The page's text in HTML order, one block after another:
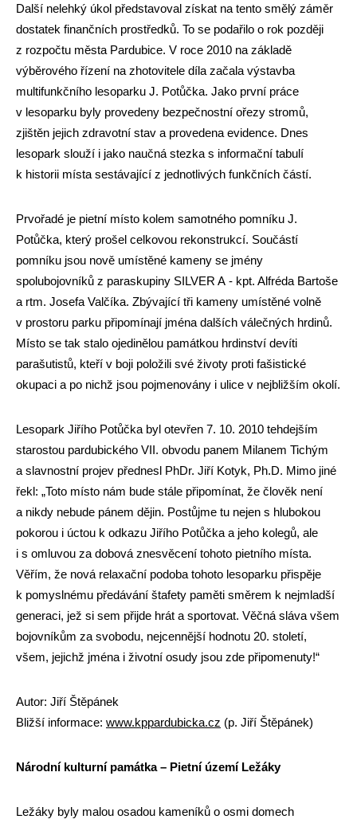
Další nelehký úkol představoval získat na tento smělý záměr
dostatek finančních prostředků. To se podařilo o rok později
z rozpočtu města Pardubice. V roce 2010 na základě
výběrového řízení na zhotovitele díla začala výstavba
multifunkčního lesoparku J. Potůčka. Jako první práce
v lesoparku byly provedeny bezpečnostní ořezy stromů,
zjištěn jejich zdravotní stav a provedena evidence. Dnes
lesopark slouží i jako naučná stezka s informační tabulí
k historii místa sestávající z jednotlivých funkčních částí.
Prvořadé je pietní místo kolem samotného pomníku J.
Potůčka, který prošel celkovou rekonstrukcí. Součástí
pomníku jsou nově umístěné kameny se jmény
spolubojovníků z paraskupiny SILVER A - kpt. Alfréda Bartoše
a rtm. Josefa Valčíka. Zbývající tři kameny umístěné volně
v prostoru parku připomínají jména dalších válečných hrdinů.
Místo se tak stalo ojedinělou památkou hrdinství devíti
parašutistů, kteří v boji položili své životy proti fašistické
okupaci a po nichž jsou pojmenovány i ulice v nejbližším okolí.
Lesopark Jiřího Potůčka byl otevřen 7. 10. 2010 tehdejším
starostou pardubického VII. obvodu panem Milanem Tichým
a slavnostní projev přednesl PhDr. Jiří Kotyk, Ph.D. Mimo jiné
řekl: „Toto místo nám bude stále připomínat, že člověk není
a nikdy nebude pánem dějin. Postůjme tu nejen s hlubokou
pokorou i úctou k odkazu Jiřího Potůčka a jeho kolegů, ale
i s omluvou za dobová znesvěcení tohoto pietního místa.
Věřím, že nová relaxační podoba tohoto lesoparku přispěje
k pomyslnému předávání štafety paměti směrem k nejmladší
generaci, jež si sem přijde hrát a sportovat. Věčná sláva všem
bojovníkům za svobodu, nejcennější hodnotu 20. století,
všem, jejichž jména i životní osudy jsou zde připomenuty!“
Autor: Jiří Štěpánek
Bližší informace: www.kppardubicka.cz (p. Jiří Štěpánek)
Národní kulturní památka – Pietní území Ležáky
Ležáky byly malou osadou kameníků o osmi domech